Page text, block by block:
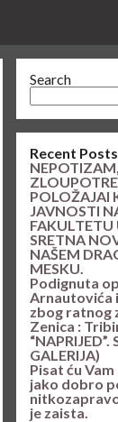
Search
Recent Posts
POLOŽAJAI
JAVNOSTI
SRETNA
NAŠEM
MESKU.
Podignuta
Arnautovića
zbog ratnog
Zenica :
GALERIJA)
Pisat ću
jako dobro
je zaista.